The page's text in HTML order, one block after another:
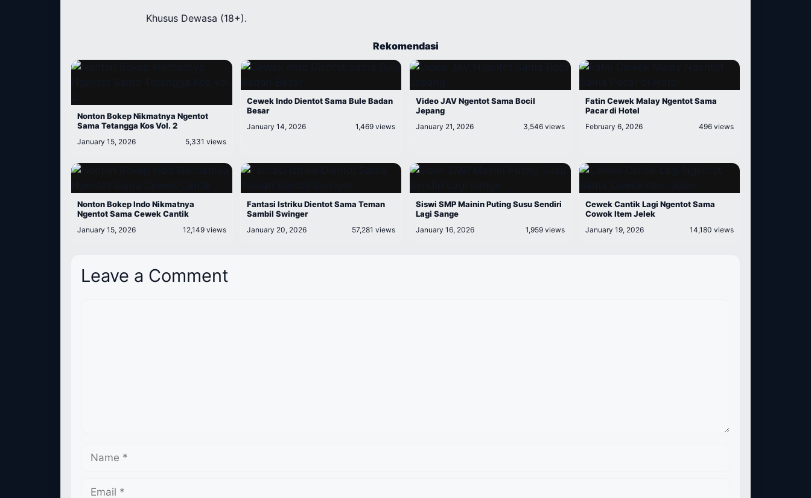
Khusus Dewasa (18+).
Rekomendasi
Nonton Bokep Nikmatnya Ngentot
Sama Tetangga Kos Vol. 2
January 15, 2026 5,331 views
Cewek Indo Dientot Sama Bule Badan
Besar
January 14, 2026 1,469 views
Video JAV Ngentot Sama Bocil
Jepang
January 21, 2026 3,546 views
Fatin Cewek Malay Ngentot Sama
Pacar di Hotel
February 6, 2026 496 views
Nonton Bokep Indo Nikmatnya
Ngentot Sama Cewek Cantik
January 15, 2026 12,149 views
Fantasi Istriku Dientot Sama Teman
Sambil Swinger
January 20, 2026 57,281 views
Siswi SMP Mainin Puting Susu Sendiri
Lagi Sange
January 16, 2026 1,959 views
Cewek Cantik Lagi Ngentot Sama
Cowok Item Jelek
January 19, 2026 14,180 views
Leave a Comment